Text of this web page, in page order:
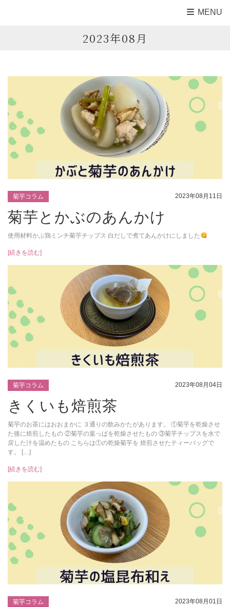
MENU
2023年08月
菊芋コラム 2023年08月11日
菊芋とかぶのあんかけ
使用材料かぶ鶏ミンチ菊芋チップス 白だしで煮てあんかけにしました
[続きを読む]
菊芋コラム 2023年08月04日
きくいも焙煎茶
菊芋のお茶にはおおまかに ３通りの飲みかたがあります。 ①菊芋を乾燥させ
た後に焙煎したもの ②菊芋の葉っぱを乾燥させたもの ③菊芋チップスを水で
戻した汁を温めたもの こちらは①の乾燥菊芋を 焙煎させたティーバッグで
す。 […]
[続きを読む]
菊芋コラム 2023年08月01日